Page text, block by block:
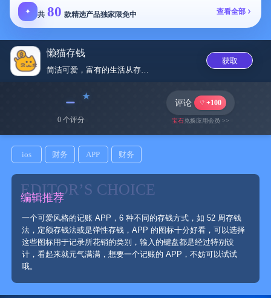
✦ 共 80 款精选产品独家限免中 查看全部
懒猫存钱
简洁可爱，富有的生活从存钱记账...
获取
﹣
0 个评分
评论 +100
宝石兑换应用会员 >>
ios 财务 APP 财务
EDITOR’S CHOICE
编辑推荐
一个可爱风格的记账 APP，6 种不同的存钱方式，如 52 周存钱
法，定额存钱法或是弹性存钱，APP 的图标十分好看，可以选择
这些图标用于记录所花销的类别，输入的键盘都是经过特别设
计，看起来就元气满满，想要一个记账的 APP，不妨可以试试
哦。